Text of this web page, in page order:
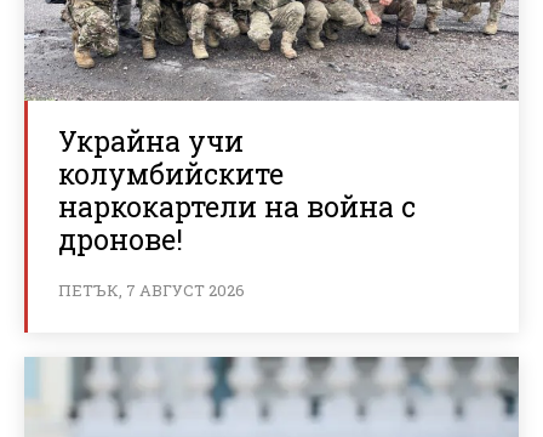
Украйна учи
колумбийските
наркокартели на война с
дронове!
ПЕТЪК, 7 АВГУСТ 2026